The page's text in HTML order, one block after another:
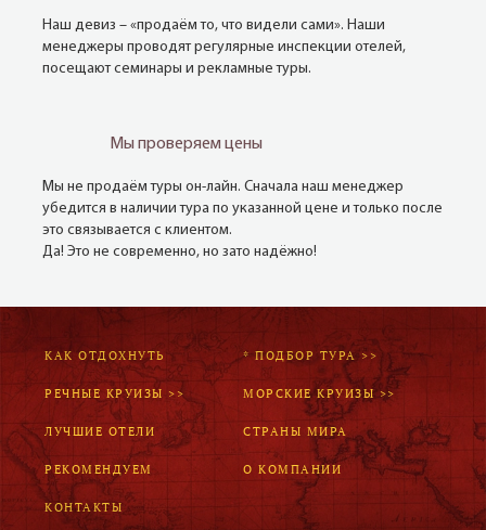
Наш девиз – «продаём то, что видели сами». Наши
менеджеры проводят регулярные инспекции отелей,
посещают семинары и рекламные туры.
Мы проверяем цены
Мы не продаём туры он-лайн. Сначала наш менеджер
убедится в наличии тура по указанной цене и только после
это связывается с клиентом.
Да! Это не современно, но зато надёжно!
КАК ОТДОХНУТЬ * ПОДБОР ТУРА >>
РЕЧНЫЕ КРУИЗЫ >> МОРСКИЕ КРУИЗЫ >>
ЛУЧШИЕ ОТЕЛИ СТРАНЫ МИРА
РЕКОМЕНДУЕМ О КОМПАНИИ
КОНТАКТЫ